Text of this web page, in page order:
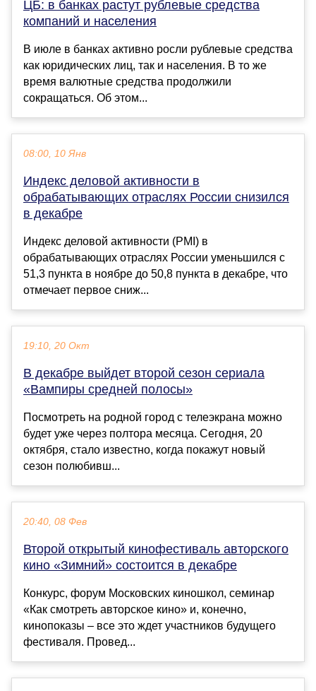
ЦБ: в банках растут рублевые средства
компаний и населения
В июле в банках активно росли рублевые средства
как юридических лиц, так и населения. В то же
время валютные средства продолжили
сокращаться. Об этом...
08:00, 10 Янв
Индекс деловой активности в
обрабатывающих отраслях России снизился
в декабре
Индекс деловой активности (PMI) в
обрабатывающих отраслях России уменьшился с
51,3 пункта в ноябре до 50,8 пункта в декабре, что
отмечает первое сниж...
19:10, 20 Окт
В декабре выйдет второй сезон сериала
«Вампиры средней полосы»
Посмотреть на родной город с телеэкрана можно
будет уже через полтора месяца. Сегодня, 20
октября, стало известно, когда покажут новый
сезон полюбивш...
20:40, 08 Фев
Второй открытый кинофестиваль авторского
кино «Зимний» состоится в декабре
Конкурс, форум Московских киношкол, семинар
«Как смотреть авторское кино» и, конечно,
кинопоказы – все это ждет участников будущего
фестиваля. Провед...